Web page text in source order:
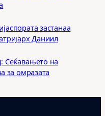
застанаа
Даниил
Сеќавањето на
за омразата